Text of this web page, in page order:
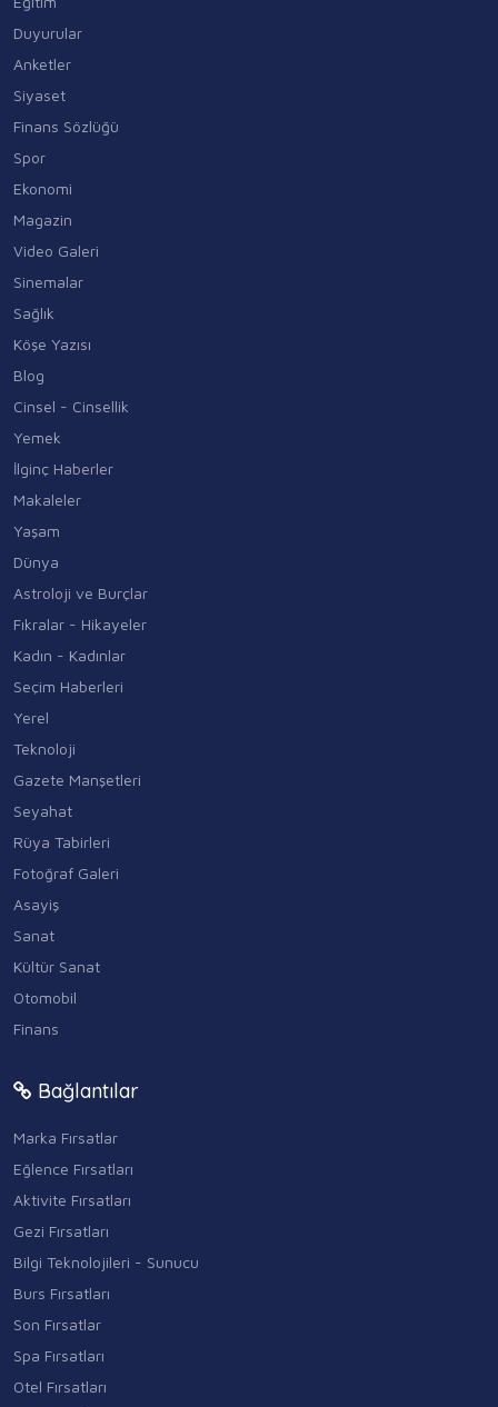
Duyurular
Anketler
Siyaset
Finans Sözlüğü
Spor
Ekonomi
Magazin
Video Galeri
Sinemalar
Sağlık
Köşe Yazısı
Blog
Cinsel - Cinsellik
Yemek
İlginç Haberler
Makaleler
Yaşam
Dünya
Astroloji ve Burçlar
Fıkralar - Hikayeler
Kadın - Kadınlar
Seçim Haberleri
Yerel
Teknoloji
Gazete Manşetleri
Seyahat
Rüya Tabirleri
Fotoğraf Galeri
Asayiş
Sanat
Kültür Sanat
Otomobil
Finans
Bağlantılar
Marka Fırsatlar
Eğlence Fırsatları
Aktivite Fırsatları
Gezi Fırsatları
Bilgi Teknolojileri - Sunucu
Burs Fırsatları
Son Fırsatlar
Spa Fırsatları
Otel Fırsatları